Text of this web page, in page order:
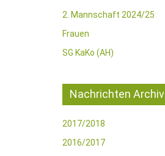
Mainz-
Kastel
Fussballabteilung
2. Mannschaft 2024/25
Frauen
SG KaKo (AH)
Nachrichten Archiv
2017/2018
2016/2017